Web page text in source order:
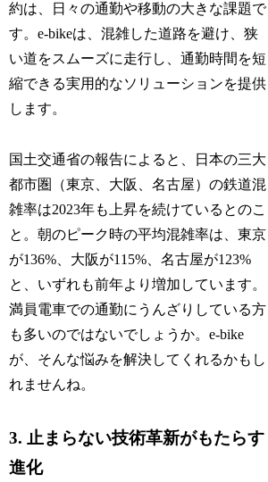
約は、日々の通勤や移動の大きな課題で
す。e-bikeは、混雑した道路を避け、狭
い道をスムーズに走行し、通勤時間を短
縮できる実用的なソリューションを提供
します。
国土交通省の報告によると、日本の三大
都市圏（東京、大阪、名古屋）の鉄道混
雑率は2023年も上昇を続けているとのこ
と。朝のピーク時の平均混雑率は、東京
が136%、大阪が115%、名古屋が123%
と、いずれも前年より増加しています。
満員電車での通勤にうんざりしている方
も多いのではないでしょうか。e-bike
が、そんな悩みを解決してくれるかもし
れませんね。
3. 止まらない技術革新がもたらす
進化